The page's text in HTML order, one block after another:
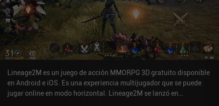
Lineage2M es un juego de acción MMORPG 3D gratuito disponible
en Android e iOS. Es una experiencia multijugador que se puede
jugar online en modo horizontal. Lineage2M se lanzó en